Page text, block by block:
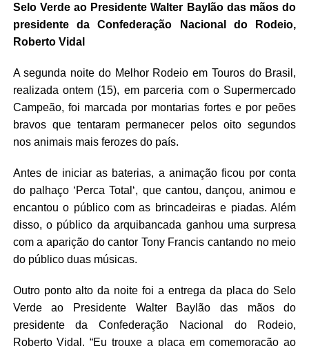
Selo Verde ao Presidente Walter Baylão das mãos do
presidente da Confederação Nacional do Rodeio,
Roberto Vidal
A segunda noite do Melhor Rodeio em Touros do Brasil,
realizadaontem (15), em parceria com o Supermercado
Campeão, foi marcada por montarias fortes e por peões
bravos que tentaram permanecer pelos oito segundos
nos animais mais ferozes do país.
Antes de iniciar as baterias, a animação ficou por conta
do palhaço ‘Perca Total ‘, que cantou, dançou, animou e
encantou o público com as brincadeiras e piadas. Além
disso, o público da arquibancada ganhou uma surpresa
com a aparição do cantor Tony Francis cantando no meio
do público duas músicas.
Outro ponto alto da noite foi a entrega da placa do Selo
Verde ao Presidente Walter Baylão das mãos do
presidente da Confederação Nacional do Rodeio,
Roberto Vidal. “Eu trouxe a placa em comemoração ao